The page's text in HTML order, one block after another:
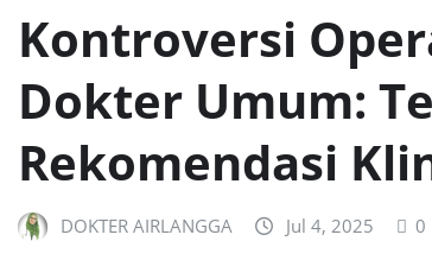
Kontroversi
Dokter Umum:
Rekomendasi
DOKTER AIRLANGGA Jul 4, 2025 0